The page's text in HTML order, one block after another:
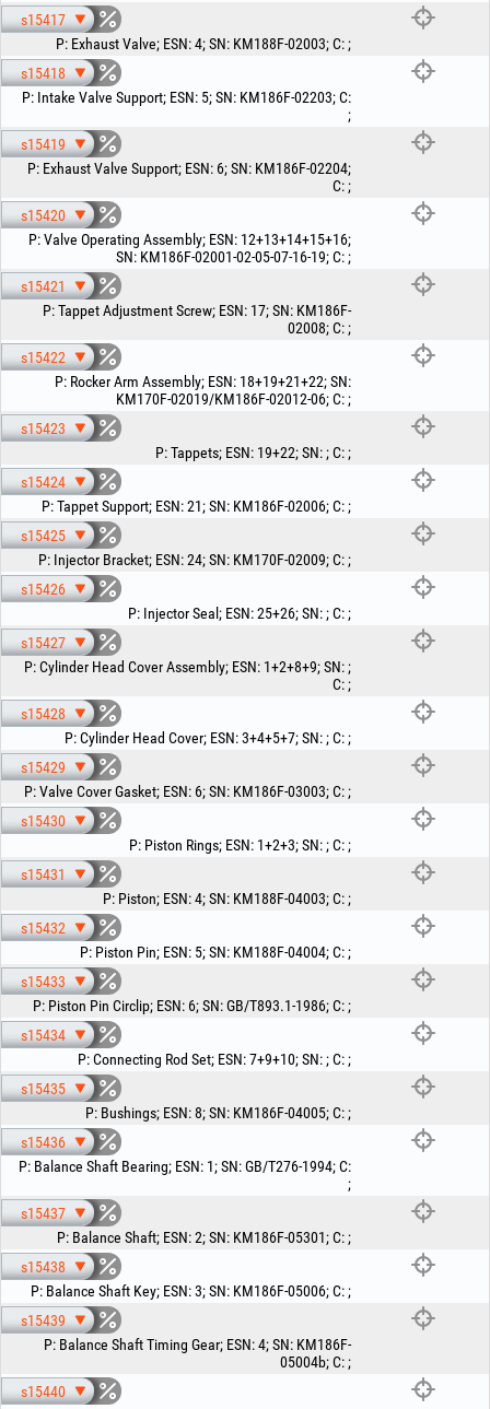
s15417
P: Exhaust Valve; ESN:4;SN: KM188F-02003;C:;
s15418
P: Intake Valve Support; ESN: 5;SN: KM186F-02203;C:
;
s15419
P: Exhaust Valve Support; ESN: 6;SN: KM186F-02204;
C:;
s15420
P:Valve Operating Assembly; ESN: 12+13+14+15+16;
SN: KM186F-02001-02-05-07-16-19;C:;
s15421
P:Tappet Adjustment Screw; ESN: 17;SN: KM186F-
02008;C:;
s15422
P: Rocker Arm Assembly; ESN: 18+19+21+22;SN:
KM170F-02019/KM186F-02012-06;C:;
s15423
P:Tappets; ESN: 19+22;SN:;C:;
s15424
P:Tappet Support; ESN:21;SN: KM186F-02006;C:;
s15425
P: Injector Bracket; ESN:24;SN: KM170F-02009;C:;
s15426
P: Injector Seal ; ESN:25+26;SN:;C:;
s15427
P:Cylinder Head Cover Assembly; ESN: 1+2+8+9;SN:;
C:;
s15428
P:Cylinder Head Cover; ESN:3+4+5+7;SN:;C:;
s15429
P:Valve Cover Gasket; ESN: 6;SN: KM186F-03003;C:;
s15430
P: Piston Rings; ESN: 1+2+3;SN:;C:;
s15431
P: Piston; ESN:4;SN: KM188F-04003;C:;
s15432
P: Piston Pin; ESN: 5;SN: KM188F-04004;C:;
s15433
P: Piston Pin Circlip; ESN: 6;SN:GB/T893.1-1986;C:;
s15434
P:Connecting Rod Set; ESN:7+9+10;SN:;C:;
s15435
P: Bushings; ESN:8;SN: KM186F-04005;C:;
s15436
P: Balance Shaft Bearing; ESN: 1;SN:GB/T276-1994;C:
;
s15437
P: Balance Shaft; ESN:2;SN: KM186F-05301;C:;
s15438
P: Balance Shaft Key; ESN:3;SN: KM186F-05006;C:;
s15439
P: Balance Shaft Timing Gear; ESN:4;SN: KM186F-
05004b;C:;
s15440